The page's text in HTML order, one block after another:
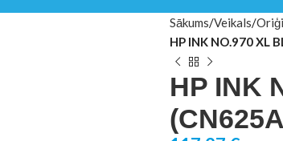
Sākums Veikals
HP INK NO.970 XL
HP INK